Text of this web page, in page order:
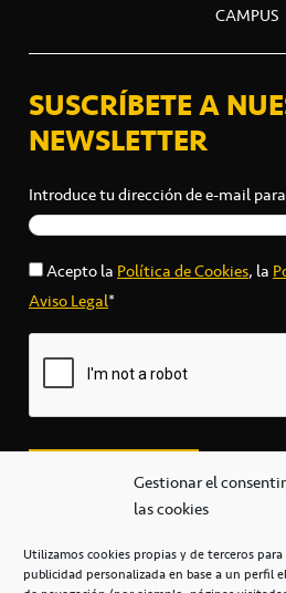
Gestionar el
las cookies
Utilizamos cookies propias y de terceros
publicidad personalizada en base a un perfil
CAMPUS
SUSCRÍBETE A
NEWSLETTER
Introduce tu dirección de e-mail
Acepto laPolítica de Cookies, la
Aviso Legal*